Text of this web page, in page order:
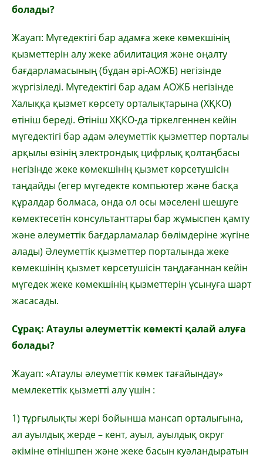
болады?
Жауап: Мүгедектігі бар адамға жеке көмекшінің
қызметтерін алу жеке абилитация және оңалту
бағдарламасының (бұдан әрі-АОЖБ) негізінде
жүргізіледі. Мүгедектігі бар адам АОЖБ негізінде
Халыққа қызмет көрсету орталықтарына (ХҚКО)
өтініш береді. Өтініш ХҚКО-да тіркелгеннен кейін
мүгедектігі бар адам әлеуметтік қызметтер порталы
арқылы өзінің электрондық цифрлық қолтаңбасы
негізінде жеке көмекшінің қызмет көрсетушісін
таңдайды (егер мүгедекте компьютер және басқа
құралдар болмаса, онда ол осы мәселені шешуге
көмектесетін консультанттары бар жұмыспен қамту
және әлеуметтік бағдарламалар бөлімдеріне жүгіне
алады) Әлеуметтік қызметтер порталында жеке
көмекшінің қызмет көрсетушісін таңдағаннан кейін
мүгедек жеке көмекшінің қызметтерін ұсынуға шарт
жасасады.
Сұрақ: Атаулы әлеуметтік көмекті қалай алуға
болады?
Жауап: «Атаулы әлеуметтік көмек тағайындау»
мемлекеттік қызметті алу үшін :
1) тұрғылықты жері бойынша мансап орталығына,
ал ауылдық жерде – кент, ауыл, ауылдық округ
әкіміне өтінішпен және жеке басын куәландыратын